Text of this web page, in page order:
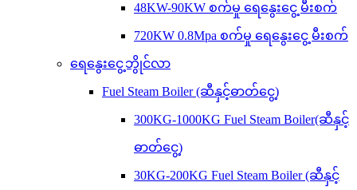
48KW-90KW စက်မှု ရေနွေးငွေ့ မီးစက်
720KW 0.8Mpa စက်မှု ရေနွေးငွေ့ မီးစက်
ရေနွေးငွေ့ဘွိုင်လာ
Fuel Steam Boiler (ဆီနှင့်ဓာတ်ငွေ့)
300KG-1000KG Fuel Steam Boiler(ဆီနှင့်
ဓာတ်ငွေ့)
30KG-200KG Fuel Steam Boiler (ဆီနှင့်